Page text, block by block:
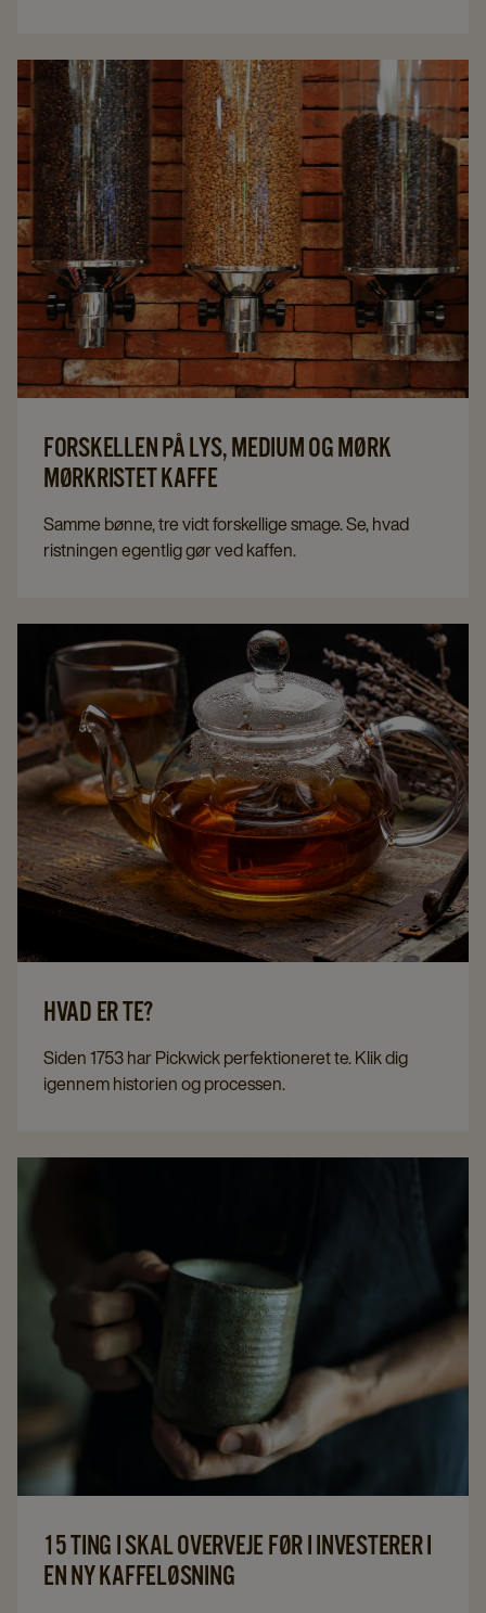
FORSKELLEN PÅ LYS, MEDIUM OG MØRK
MØRKRISTET KAFFE
Samme bønne, tre vidt forskellige smage. Se, hvad
ristningen egentlig gør ved kaffen.
HVAD ER TE?
Siden 1753 har Pickwick perfektioneret te. Klik dig
igennem historien og processen.
15 TING I SKAL OVERVEJE FØR I INVESTERER I
EN NY KAFFELØSNING